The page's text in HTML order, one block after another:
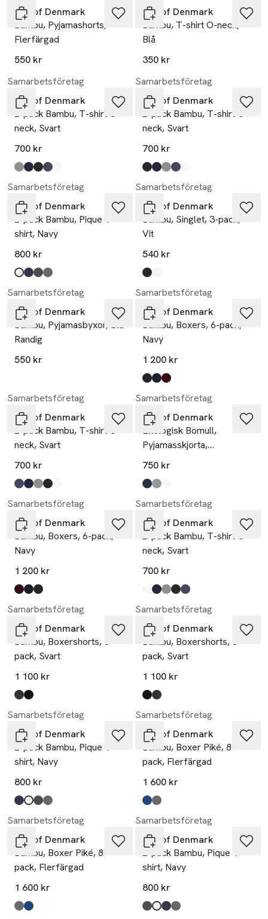
JBS of Denmark
Bambu, Pyjamashorts,
Flerfärgad
550 kr
JBS of Denmark
Bambu, T-shirt O-neck,
Blå
350 kr
Samarbetsföretag
JBS of Denmark
2-pack Bambu, T-shirt O-
neck, Svart
700 kr
Produkten finns i färgerna:
dark grey melange
navy,
black,
grey,
white,
Samarbetsföretag
JBS of Denmark
2-pack Bambu, T-shirt O-
neck, Svart
700 kr
Produkten finns i färgerna:
black,
navy,
dark grey melange
grey,
white,
Samarbetsföretag
JBS of Denmark
2-pack Bambu, Pique T-
shirt, Navy
800 kr
Produkten finns i färgerna:
white,
navy,
dark grey melange
black,
Samarbetsföretag
JBS of Denmark
Bambu, Singlet, 3-pack,
Vit
540 kr
Produkten finns i färgerna:
black
white
Samarbetsföretag
JBS of Denmark
Bambu, Pyjamasbyxor, Blå
Randig
550 kr
Samarbetsföretag
JBS of Denmark
Bambu, Boxers, 6-pack,
Navy
1 200 kr
Produkten finns i färgerna:
black,
navy,
red,
Samarbetsföretag
JBS of Denmark
2-pack Bambu, T-shirt O-
neck, Svart
700 kr
Produkten finns i färgerna:
grey,
navy,
dark grey melange
black,
white,
Samarbetsföretag
JBS of Denmark
Ekologisk Bomull,
Pyjamasskjorta,
Flerfärgad
750 kr
Produkten finns i färgerna:
navy,
grey,
white
Samarbetsföretag
JBS of Denmark
Bambu, Boxers, 6-pack,
Navy
1 200 kr
Produkten finns i färgerna:
red,
navy,
black,
Samarbetsföretag
JBS of Denmark
2-pack Bambu, T-shirt O-
neck, Svart
700 kr
Produkten finns i färgerna:
white,
navy,
dark grey melange
black,
grey,
Samarbetsföretag
JBS of Denmark
Bambu, Boxershorts, 5-
pack, Svart
1 100 kr
Produkten finns i färgerna:
multicolour
black
Samarbetsföretag
JBS of Denmark
Bambu, Boxershorts, 5-
pack, Svart
1 100 kr
Produkten finns i färgerna:
black
multicolour
Samarbetsföretag
JBS of Denmark
2-pack Bambu, Pique T-
shirt, Navy
800 kr
Produkten finns i färgerna:
navy,
white,
dark grey melange
black,
Samarbetsföretag
JBS of Denmark
Bambu, Boxer Piké, 8-
pack, Flerfärgad
1 600 kr
Produkten finns i färgerna:
multicolour
black
Samarbetsföretag
JBS of Denmark
Bambu, Boxer Piké, 8-
pack, Flerfärgad
1 600 kr
Produkten finns i färgerna:
black
multicolour
Samarbetsföretag
JBS of Denmark
2-pack Bambu, Pique T-
shirt, Navy
800 kr
Produkten finns i färgerna:
dark grey melange
white,
navy,
black,